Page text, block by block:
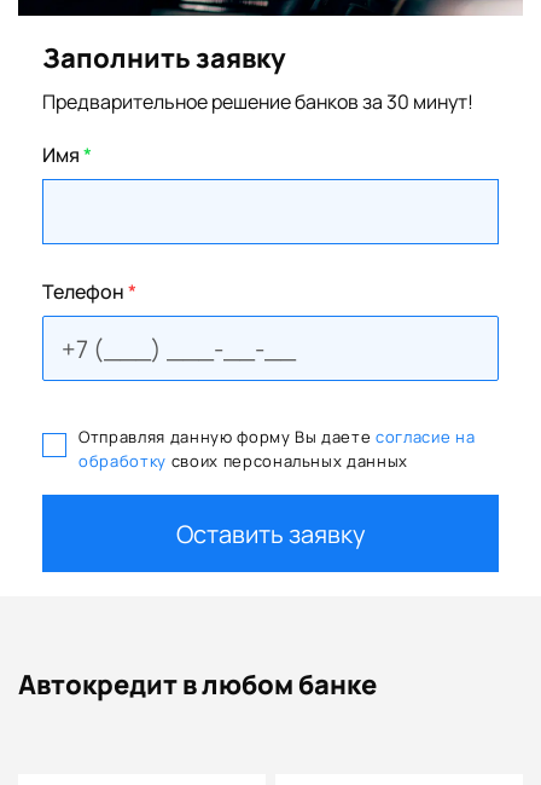
Заполнить заявку
Предварительное решение банков за 30 минут!
Имя*
Телефон*
Отправляя данную форму Вы даете согласие на
обработку своих персональных данных
Оставить заявку
Автокредит в любом банке